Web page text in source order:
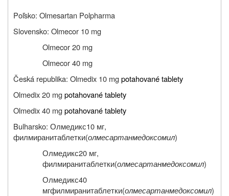
Poľsko: Olmesartan Polpharma
Slovensko: Olmecor 10 mg
Olmecor 20 mg
Olmecor 40 mg
Česká republika: Olmedix 10 mgpotahované tablety
Olmedix 20 mgpotahované tablety
Olmedix 40 mgpotahované tablety
Bulharsko: Олмедикс10 мг,
филмиранитаблетки(олмесартанмедоксомил)
Олмедикс20 мг,
филмиранитаблетки(олмесартанмедоксомил)
Олмедикс40
мгфилмиранитаблетки(олмесартанмедоксомил)